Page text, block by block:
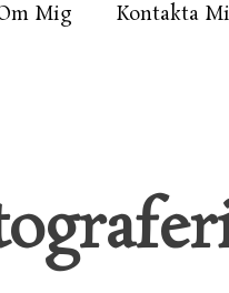
Mig Kontakta